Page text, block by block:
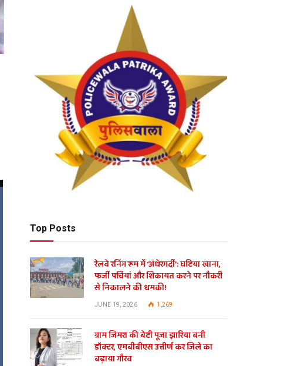
Top Posts
रेलवे रनिंग रूम में ‘अंधेरगर्दी’: घटिया खाना,
फर्जी पर्चियां और शिकायत करने पर नौकरी
से निकालने की धमकी!
JUNE 19, 2026 1,269
ग्राम जिमरा की बेटी पूजा झारिया बनी
डॉक्टर, एमबीबीएस उत्तीर्ण कर जिले का
बढ़ाया गौरव